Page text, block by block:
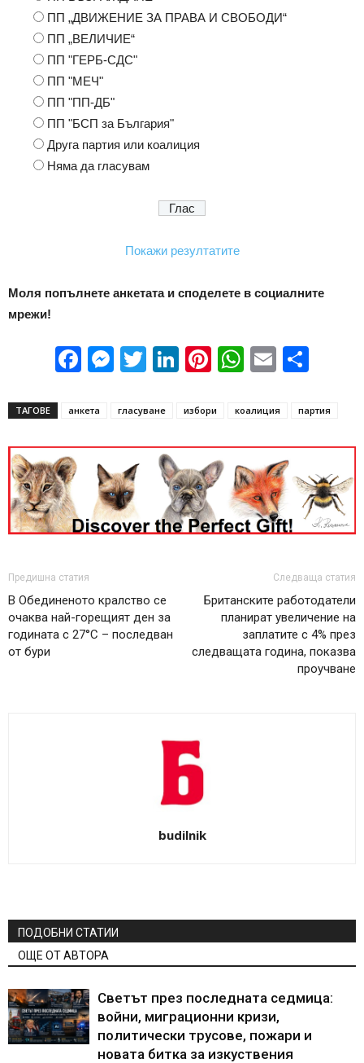
ПП „ДВИЖЕНИЕ ЗА ПРАВА И СВОБОДИ“
ПП „ВЕЛИЧИЕ“
ПП "ГЕРБ-СДС"
ПП "МЕЧ"
ПП "ПП-ДБ"
ПП "БСП за България"
Друга партия или коалиция
Няма да гласувам
Покажи резултатите
Моля попълнете анкетата и споделете в социалните
мрежи!
Facebook
Messenger
Twitter
LinkedIn
Pinterest
WhatsApp
Email
ТАГОВЕ анкета гласуване избори коалиция партия
Предишна статия
В Обединеното кралство се
очаква най-горещият ден за
годината с 27°C – последван
от бури
Следваща статия
Британските работодатели
планират увеличение на
заплатите с 4% през
следващата година, показва
проучване
budilnik
ПОДОБНИ СТАТИИ
ОЩЕ ОТ АВТОРА
Светът през последната седмица:
войни, миграционни кризи,
политически трусове, пожари и
новата битка за изкуствения